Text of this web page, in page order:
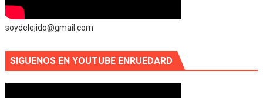
soydelejido@gmail.com
SIGUENOS EN YOUTUBE ENRUEDARD